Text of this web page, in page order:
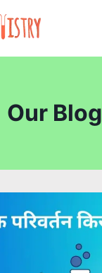
Our Blog